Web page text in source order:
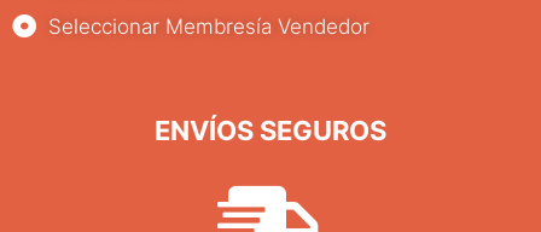
Seleccionar Membresía Vendedor
ENVÍOS SEGUROS